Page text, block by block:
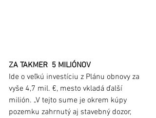
ZA TAKMER  5 MILIÓNOV
Ide o veľkú investíciu z Plánu obnovy za
vyše 4,7 mil. €, mesto vkladá ďalší
milión. „V tejto sume je okrem kúpy
pozemku zahrnutý aj stavebný dozor,